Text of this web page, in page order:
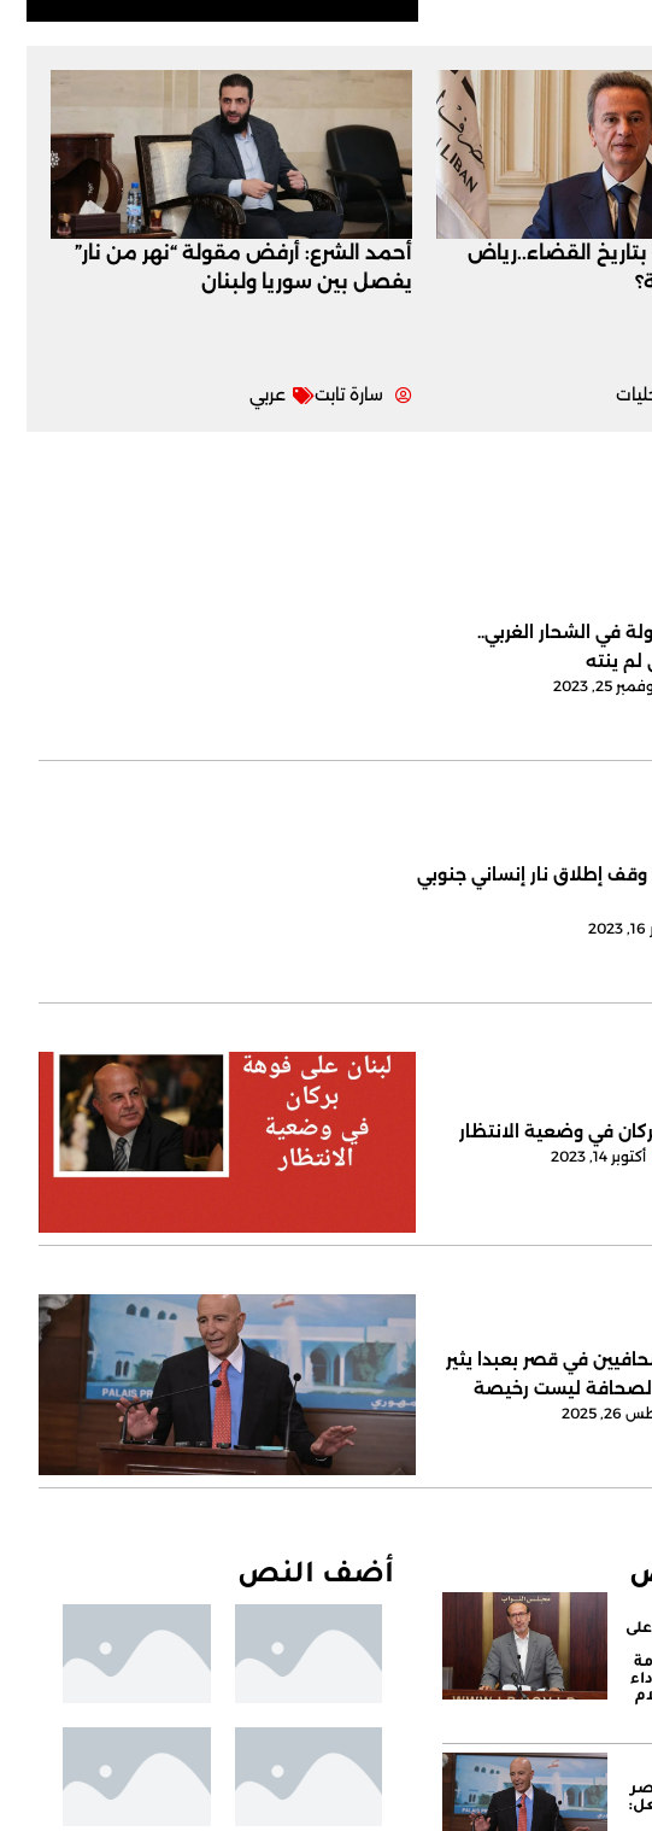
بتاريخ القضاء..رياض
أحمد الشرع: أرفض مقولة “نهر من نار”
يفصل بين سوريا ولبنان
سارة تابت عربي
في الشحار الغربي..
لم ينته
25, 2023
وقف إطلاق نار إنساني جنوبي
في وضعية الانتظار
أكتوبر 14, 2023
في قصر بعبدا يثير
ليست رخيصة
2025
أضف النص